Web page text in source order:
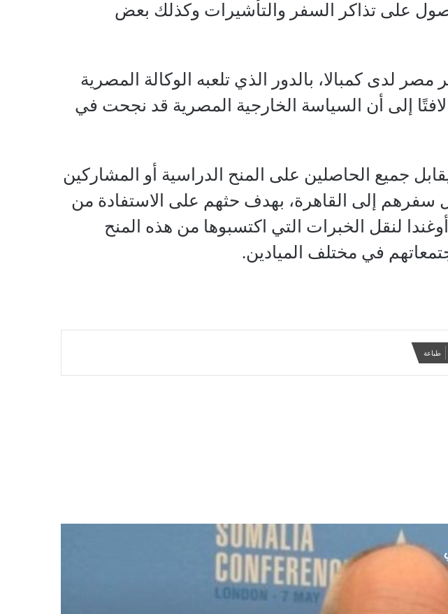
على تذاكر السفر والتأشيرات وكذلك بعض
لدى كمبالا، بالدور الذي تلعبه الوكالة المصرية
لافتًا إلى أن السياسة الخارجية المصرية قد نجحت في
جميع الحاصلين على المنح الدراسية أو المشاركين
سفرهم إلى القاهرة، بهدف حثهم على الاستفادة من
لنقل الخبرات التي اكتسبوها من هذه المنح
في مختلف الميادين.
طباعة